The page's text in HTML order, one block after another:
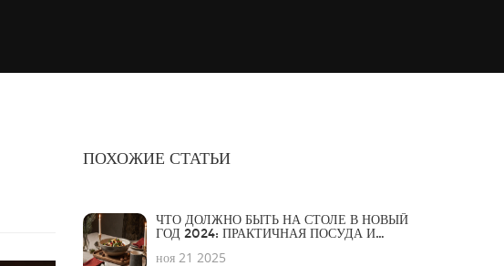
ПОХОЖИЕ СТАТЬИ
ЧТО ДОЛЖНО БЫТЬ НА СТОЛЕ В НОВЫЙ
ГОД 2024: ПРАКТИЧНАЯ ПОСУДА И
ноя 21 2025